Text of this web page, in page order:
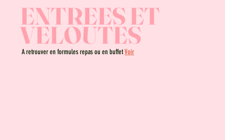
ENTREES ET
VELOUTES
A retrouver en formules repas ou en buffetVoir